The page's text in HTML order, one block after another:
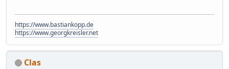
https://www.bastiankopp.de
https://www.georgkreisler.net
Clas